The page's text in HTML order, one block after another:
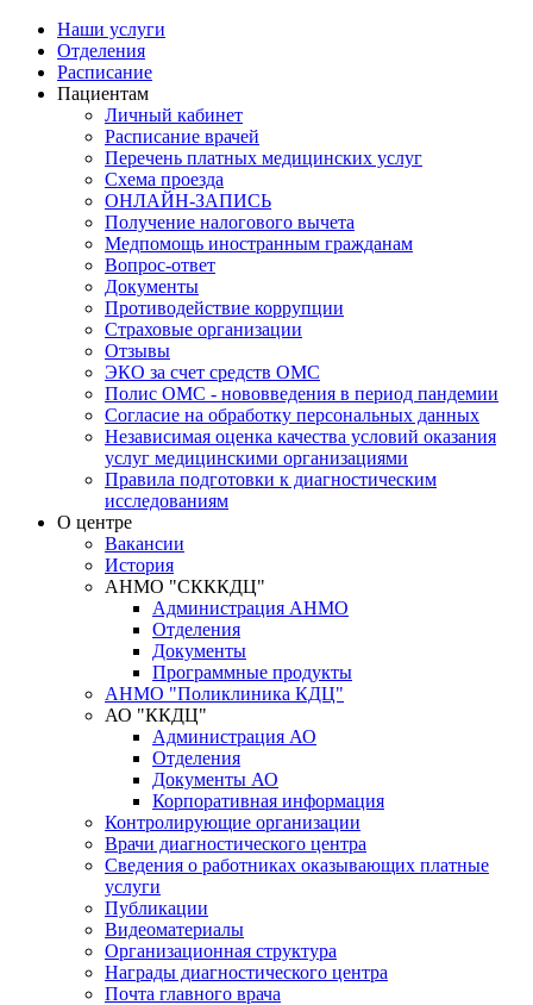
Наши услуги
Отделения
Расписание
Пациентам
Личный кабинет
Расписание врачей
Перечень платных медицинских услуг
Схема проезда
ОНЛАЙН-ЗАПИСЬ
Получение налогового вычета
Медпомощь иностранным гражданам
Вопрос-ответ
Документы
Противодействие коррупции
Страховые организации
Отзывы
ЭКО за счет средств ОМС
Полис ОМС - нововведения в период пандемии
Согласие на обработку персональных данных
Независимая оценка качества условий оказания
услуг медицинскими организациями
Правила подготовки к диагностическим
исследованиям
О центре
Вакансии
История
АНМО "СКККДЦ"
Администрация АНМО
Отделения
Документы
Программные продукты
АНМО "Поликлиника КДЦ"
АО "ККДЦ"
Администрация АО
Отделения
Документы АО
Корпоративная информация
Контролирующие организации
Врачи диагностического центра
Сведения о работниках оказывающих платные
услуги
Публикации
Видеоматериалы
Организационная структура
Награды диагностического центра
Почта главного врача